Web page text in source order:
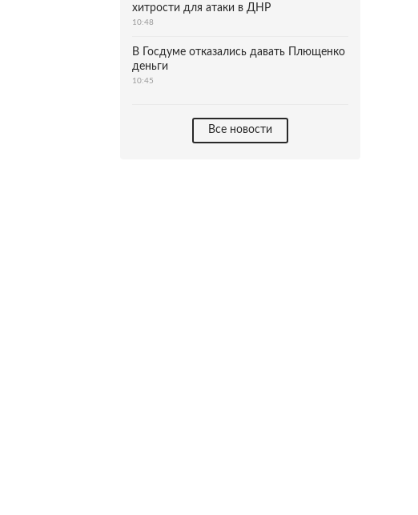
хитрости для атаки в ДНР
10:48
В Госдуме отказались давать Плющенко
деньги
10:45
Все новости